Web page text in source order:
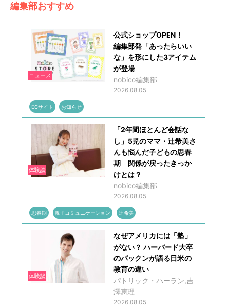
編集部おすすめ
ニュース
公式ショップOPEN！
編集部発「あったらいい
な」を形にした3アイテム
が登場
nobico編集部
2026.08.05
ECサイト お知らせ
体験談
「2年間ほとんど会話な
し」5児のママ・辻希美さ
んも悩んだ子どもの思春
期 関係が戻ったきっか
けとは？
nobico編集部
2026.08.05
思春期 親子コミュニケーション 辻希美
体験談
なぜアメリカには「塾」
がない？ ハーバード大卒
のパックンが語る日米の
教育の違い
パトリック・ハーラン,吉
澤恵理
2026.08.05